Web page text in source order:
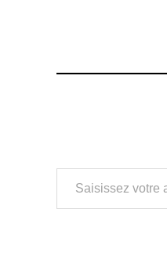
Saisissez votre adresse e-mail…